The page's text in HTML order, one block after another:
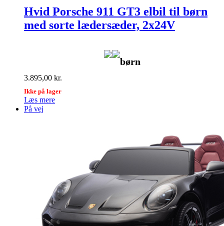
Hvid Porsche 911 GT3 elbil til børn
med sorte lædersæder, 2x24V
børn
3.895,00 kr.
Ikke på lager
Læs mere
På vej